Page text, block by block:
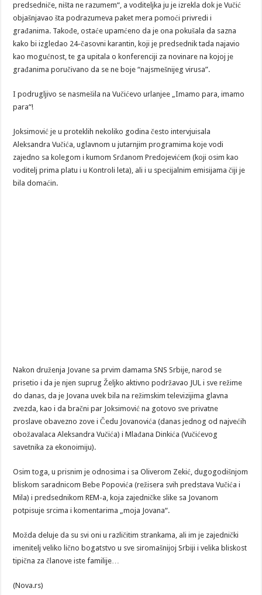
predsedniče, ništa ne razumem“, a voditeljka ju je izrekla dok je Vučić
objašnjavao šta podrazumeva paket mera pomoći privredi i
građanima. Takođe, ostaće upamćeno da je ona pokušala da sazna
kako bi izgledao 24-časovni karantin, koji je predsednik tada najavio
kao mogućnost, te ga upitala o konferenciji za novinare na kojoj je
građanima poručivano da se ne boje “najsmešnijeg virusa”.
I podrugljivo se nasmešila na Vučićevo urlanjee „Imamo para, imamo
para“!
Joksimović je u proteklih nekoliko godina često intervjuisala
Aleksandra Vučića, uglavnom u jutarnjim programima koje vodi
zajedno sa kolegom i kumom Srđanom Predojevićem (koji osim kao
voditelj prima platu i u Kontroli leta), ali i u specijalnim emisijama čiji je
bila domaćin.
Nakon druženja Jovane sa prvim damama SNS Srbije, narod se
prisetio i da je njen suprug Željko aktivno podržavao JUL i sve režime
do danas, da je Jovana uvek bila na režimskim televizijima glavna
zvezda, kao i da bračni par Joksimović na gotovo sve privatne
proslave obavezno zove i Čedu Jovanovića (danas jednog od najvećih
obožavalaca Aleksandra Vučića) i Mlađana Dinkića (Vučićevog
savetnika za ekonoimiju).
Osim toga, u prisnim je odnosima i sa Oliverom Zekić, dugogodišnjom
bliskom saradnicom Bebe Popovića (režisera svih predstava Vučića i
Mila) i predsednikom REM-a, koja zajedničke slike sa Jovanom
potpisuje srcima i komentarima „moja Jovana“.
Možda deluje da su svi oni u različitim strankama, ali im je zajednički
imenitelj veliko lično bogatstvo u sve siromašnijoj Srbiji i velika bliskost
tipična za članove iste familije…
(Nova.rs)